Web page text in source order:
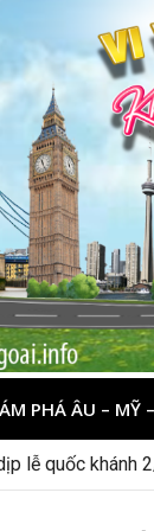
PHÁ ÂU – MỸ
đẹp để du lịch?